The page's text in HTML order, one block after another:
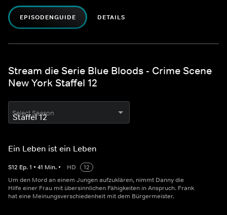
EPISODENGUIDE DETAILS
Stream die Serie Blue Bloods - Crime Scene
New York Staffel 12
Select Season
Ein Leben ist ein Leben
S12 Ep.1 • 41 Min. • HD
12
Um den Mord an einem Jungen aufzuklären, nimmt Danny die
Hilfe einer Frau mit übersinnlichen Fähigkeiten in Anspruch. Frank
hat eine Meinungsverschiedenheit mit dem Bürgermeister.